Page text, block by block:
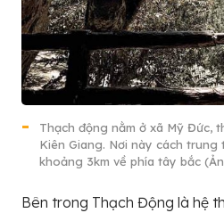
Thạch động nằm ở xã Mỹ Đức,
Kiên Giang. Nơi này cách trung
khoảng 3km về phía tây bắc
Bên trong Thạch Động là hệ